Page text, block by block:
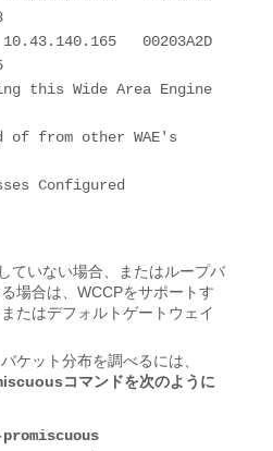
ていない場合、またはループバ
場合は、WCCPをサポートす
たはデフォルトゲートウェイ
ケット分布を調べるには、
コマンドを次のように